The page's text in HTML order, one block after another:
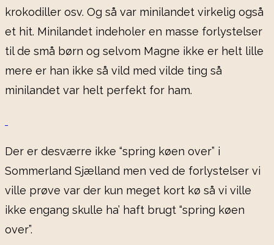
krokodiller osv. Og så var minilandet virkelig også
et hit. Minilandet indeholer en masse forlystelser
til de små børn og selvom Magne ikke er helt lille
mere er han ikke så vild med vilde ting så
minilandet var helt perfekt for ham.
Der er desværre ikke “spring køen over” i
Sommerland Sjælland men ved de forlystelser vi
ville prøve var der kun meget kort kø så vi ville
ikke engang skulle ha’ haft brugt “spring køen
over”.